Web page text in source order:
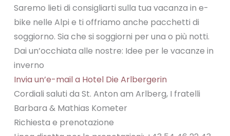
Saremo lieti di consigliarti sulla tua vacanza in e-
bike nelle Alpi e ti offriamo anche pacchetti di
soggiorno. Sia che si soggiorni per una o più notti.
Dai un’occhiata alle nostre: Idee per le vacanze in
inverno
Invia un’e-mail a Hotel Die Arlbergerin
Cordiali saluti da St. Anton am Arlberg, I fratelli
Barbara & Mathias Kometer
Richiesta e prenotazione